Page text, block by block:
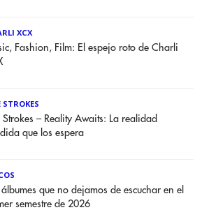
XCX
Fashion, Film: El espejo roto de Charli
STROKES
Strokes – Reality Awaits: La realidad
que los espera
álbumes que no dejamos de escuchar en el
semestre de 2026